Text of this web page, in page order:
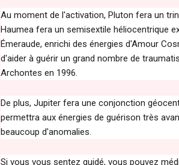
Au moment de l'activation, Pluton fera un
Haumea fera un semisextile héliocentrique
Émeraude, enrichi des énergies d'Amour
d'aider à guérir un grand nombre de
Archontes en 1996.
De plus, Jupiter fera une conjonction
permettra aux énergies de guérison très
beaucoup d'anomalies.
Si vous vous sentez guidé, vous pouvez